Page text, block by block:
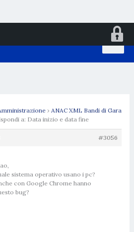
› ANAC XML Bandi di Gara
a: Data inizio e data fine
#3056
sistema operativo usano i pc?
con Google Chrome hanno
bug?